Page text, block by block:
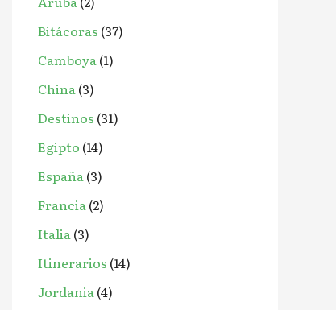
r
:
Bitácoras (37)
Camboya(1)
China(3)
Destinos (31)
Egipto (14)
España(3)
Francia(2)
Italia(3)
Itinerarios (14)
Jordania(4)